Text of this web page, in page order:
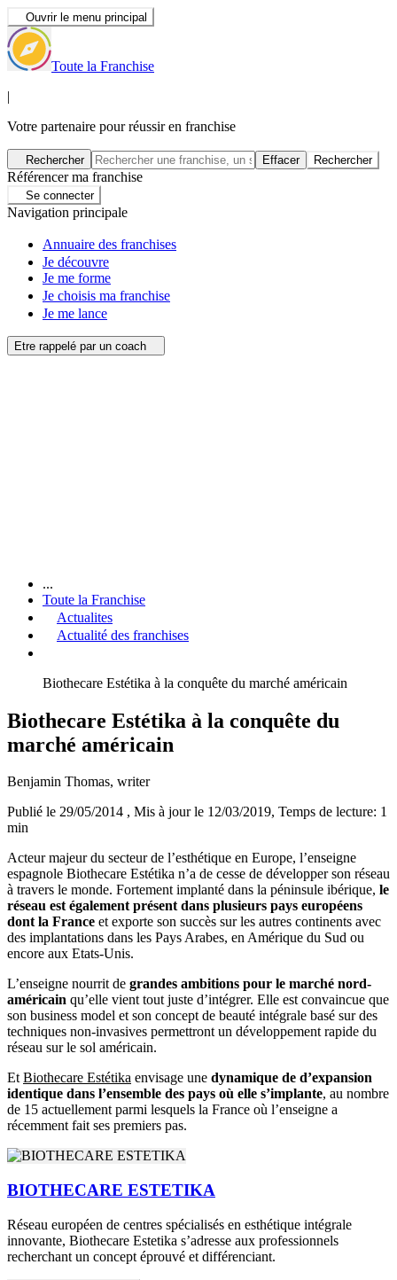
Ouvrir le menu principal
Toute la Franchise
|
Votre partenaire pour réussir en franchise
Rechercher Effacer Rechercher
Référencer ma franchise
Se connecter
Navigation principale
Annuaire des franchises
Je découvre
Je me forme
Je choisis ma franchise
Je me lance
Etre rappelé par un coach
...
Toute la Franchise
Actualites
Actualité des franchises
Biothecare Estétika à la conquête du marché américain
Biothecare Estétika à la conquête du
marché américain
Benjamin Thomas, writer
Publié le 29/05/2014 , Mis à jour le 12/03/2019, Temps de lecture: 1
min
Acteur majeur du secteur de l’esthétique en Europe, l’enseigne
espagnole Biothecare Estétika n’a de cesse de développer son réseau
à travers le monde. Fortement implanté dans la péninsule ibérique, le
réseau est également présent dans plusieurs pays européens
dont la France et exporte son succès sur les autres continents avec
des implantations dans les Pays Arabes, en Amérique du Sud ou
encore aux Etats-Unis.
L’enseigne nourrit de grandes ambitions pour le marché nord-
américain qu’elle vient tout juste d’intégrer. Elle est convaincue que
son business model et son concept de beauté intégrale basé sur des
techniques non-invasives permettront un développement rapide du
réseau sur le sol américain.
EtBiothecare Estétika envisage une dynamique de d’expansion
identique dans l’ensemble des pays où elle s’implante, au nombre
de 15 actuellement parmi lesquels la France où l’enseigne a
récemment fait ses premiers pas.
BIOTHECARE ESTETIKA
Réseau européen de centres spécialisés en esthétique intégrale
innovante, Biothecare Estetika s’adresse aux professionnels
recherchant un concept éprouvé et différenciant.